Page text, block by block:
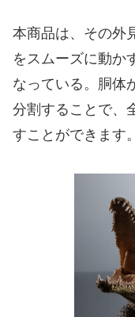
本商品は、その外
をスムーズに動か
なっている。胴体
分割することで、
すことができます。